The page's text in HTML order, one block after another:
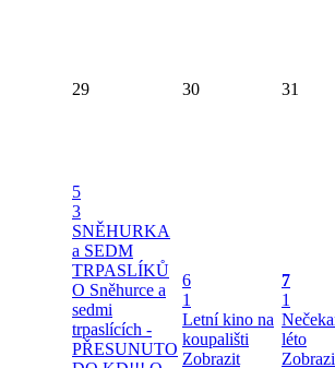
29 30 31
5
3
SNĚHURKA
a SEDM
TRPASLÍKŮ
O Sněhurce a
sedmi
trpaslících -
PŘESUNUTO
6
1
Letní kino na
koupališti
Zobrazit
7
1
léto